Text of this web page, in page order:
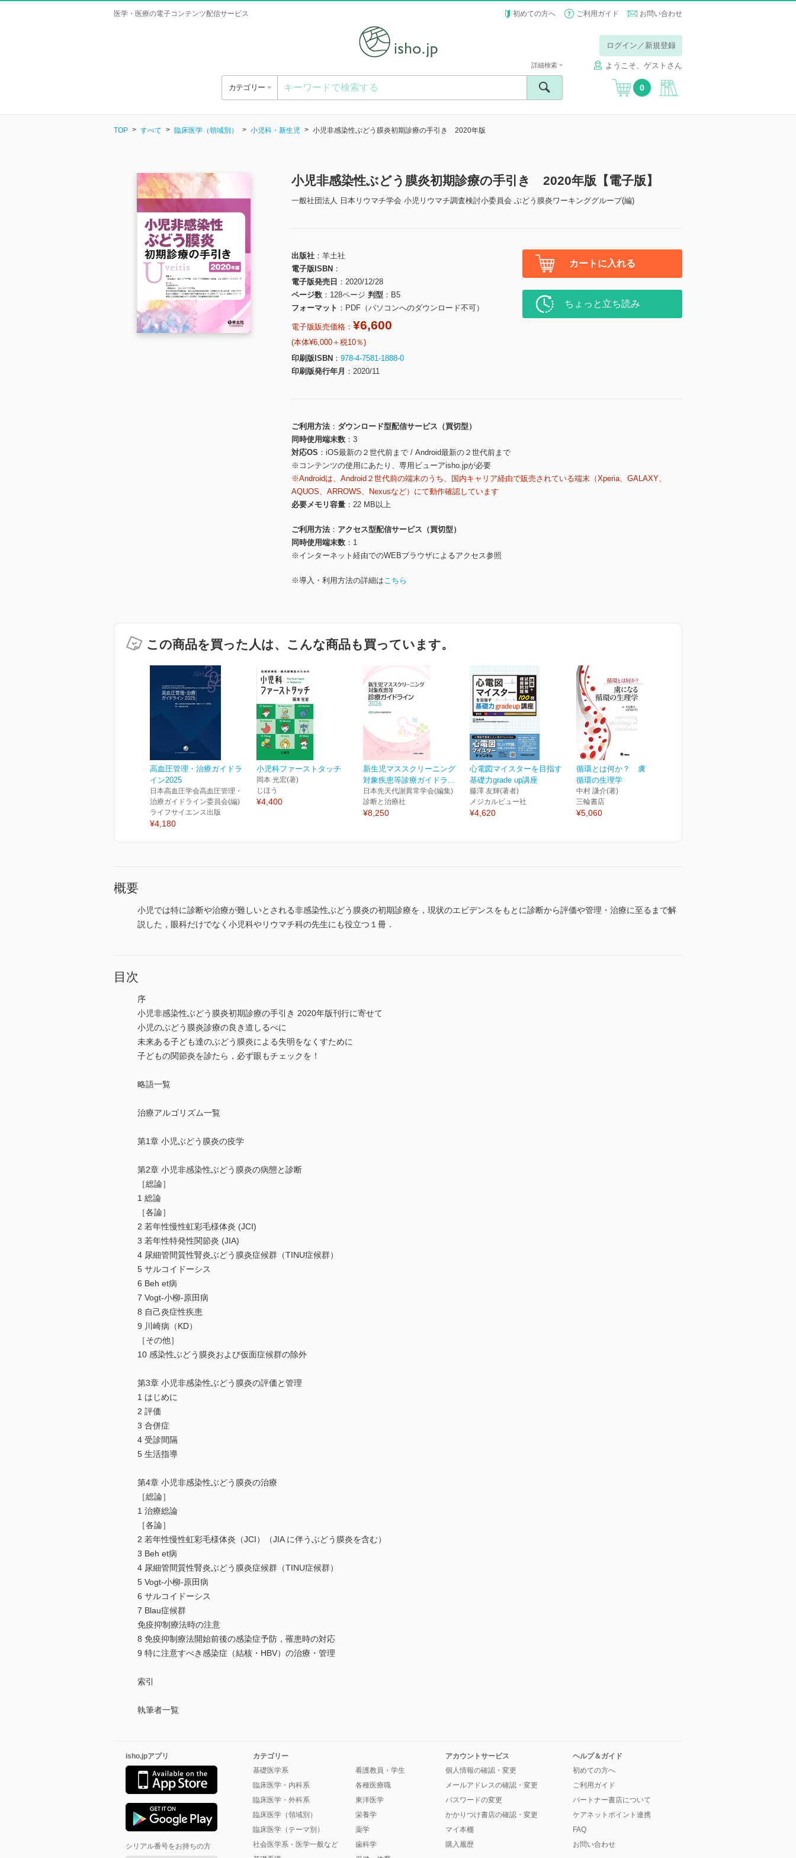
医学・医療の電子コンテンツ配信サービス 初めての方へ ご利用ガイド お問い合わせ
ログイン／新規登録
ようこそ、ゲストさん
カテゴリー
詳細検索
0
TOP すべて 臨床医学（領域別） 小児科・新生児 小児非感染性ぶどう膜炎初期診療の手引き 2020年版
小児非感染性ぶどう膜炎初期診療の手引き 2020年版【電子版】
一般社団法人 日本リウマチ学会 小児リウマチ調査検討小委員会 ぶどう膜炎ワーキンググループ(編)
出版社
羊土社
電子版ISBN
電子版発売日
2020/12/28
ページ数
128ページ 判型
B5
フォーマット
PDF（パソコンへのダウンロード不可）
電子版販売価格： ¥6,600
(本体¥6,000＋税10％)
印刷版ISBN
978-4-7581-1888-0
印刷版発行年月
2020/11
カートに入れる
ちょっと立ち読み
ご利用方法
ダウンロード型配信サービス（買切型）
同時使用端末数
3
対応OS
iOS最新の２世代前まで / Android最新の２世代前まで
※コンテンツの使用にあたり、専用ビューアisho.jpが必要
※Androidは、Android２世代前の端末のうち、国内キャリア経由で販売されている端末（Xperia、GALAXY、
AQUOS、ARROWS、Nexusなど）にて動作確認しています
必要メモリ容量
22 MB以上
ご利用方法
アクセス型配信サービス（買切型）
同時使用端末数
1
※インターネット経由でのWEBブラウザによるアクセス参照
※導入・利用方法の詳細はこちら
この商品を買った人は、こんな商品も買っています。
高血圧管理・治療ガイドラ
イン2025
日本高血圧学会高血圧管理・
治療ガイドライン委員会(編)
ライフサイエンス出版
¥4,180
小児科ファーストタッチ
岡本 光宏(著)
じほう
¥4,400
新生児マススクリーニング
対象疾患等診療ガイドラ...
日本先天代謝異常学会(編集)
診断と治療社
¥8,250
心電図マイスターを目指す
基礎力grade up講座
藤澤 友輝(著者)
メジカルビュー社
¥4,620
循環とは何か？ 虜になる
循環の生理学
中村 謙介(著)
三輪書店
¥5,060
概要
小児では特に診断や治療が難しいとされる非感染性ぶどう膜炎の初期診療を，現状のエビデンスをもとに診断から評価や管理・治療に至るまで解
説した，眼科だけでなく小児科やリウマチ科の先生にも役立つ１冊．
目次
序
小児非感染性ぶどう膜炎初期診療の手引き 2020年版刊行に寄せて
小児のぶどう膜炎診療の良き道しるべに
未来ある子ども達のぶどう膜炎による失明をなくすために
子どもの関節炎を診たら，必ず眼もチェックを！
略語一覧
治療アルゴリズム一覧
第1章 小児ぶどう膜炎の疫学
第2章 小児非感染性ぶどう膜炎の病態と診断
［総論］
1 総論
［各論］
2 若年性慢性虹彩毛様体炎 (JCI)
3 若年性特発性関節炎 (JIA)
4 尿細管間質性腎炎ぶどう膜炎症候群（TINU症候群）
5 サルコイドーシス
6 Beh et病
7 Vogt-小柳-原田病
8 自己炎症性疾患
9 川崎病（KD）
［その他］
10 感染性ぶどう膜炎および仮面症候群の除外
第3章 小児非感染性ぶどう膜炎の評価と管理
1 はじめに
2 評価
3 合併症
4 受診間隔
5 生活指導
第4章 小児非感染性ぶどう膜炎の治療
［総論］
1 治療総論
［各論］
2 若年性慢性虹彩毛様体炎（JCI）（JIA に伴うぶどう膜炎を含む）
3 Beh et病
4 尿細管間質性腎炎ぶどう膜炎症候群（TINU症候群）
5 Vogt-小柳-原田病
6 サルコイドーシス
7 Blau症候群
免疫抑制療法時の注意
8 免疫抑制療法開始前後の感染症予防，罹患時の対応
9 特に注意すべき感染症（結核・HBV）の治療・管理
索引
執筆者一覧
isho.jpアプリ
シリアル番号をお持ちの方
カテゴリー
基礎医学系
臨床医学・内科系
臨床医学・外科系
臨床医学（領域別）
臨床医学（テーマ別）
社会医学系・医学一般など
看護教員・学生
各種医療職
東洋医学
栄養学
薬学
歯科学
アカウントサービス
個人情報の確認・変更
メールアドレスの確認・変更
パスワードの変更
かかりつけ書店の確認・変更
マイ本棚
購入履歴
ヘルプ＆ガイド
初めての方へ
ご利用ガイド
パートナー書店について
ケアネットポイント連携
FAQ
お問い合わせ